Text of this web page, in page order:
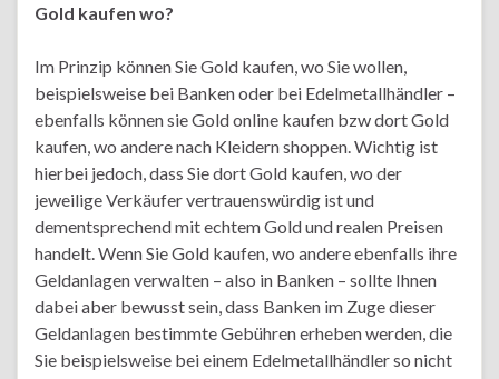
Gold kaufen wo?
Im Prinzip können Sie Gold kaufen, wo Sie wollen,
beispielsweise bei Banken oder bei Edelmetallhändler –
ebenfalls können sie Gold online kaufen bzw dort Gold
kaufen, wo andere nach Kleidern shoppen. Wichtig ist
hierbei jedoch, dass Sie dort Gold kaufen, wo der
jeweilige Verkäufer vertrauenswürdig ist und
dementsprechend mit echtem Gold und realen Preisen
handelt. Wenn Sie Gold kaufen, wo andere ebenfalls ihre
Geldanlagen verwalten – also in Banken – sollte Ihnen
dabei aber bewusst sein, dass Banken im Zuge dieser
Geldanlagen bestimmte Gebühren erheben werden, die
Sie beispielsweise bei einem Edelmetallhändler so nicht